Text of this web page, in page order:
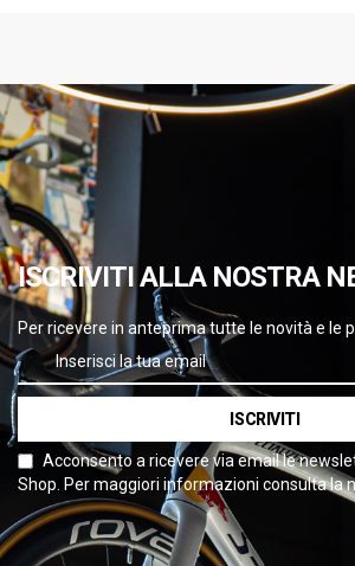
ISCRIVITI ALLA NOSTRA
Per ricevere in anteprima tutte le novità e le
ISCRIVITI
Acconsento a ricevere via email le
Shop. Per maggiori informazioni consulta la